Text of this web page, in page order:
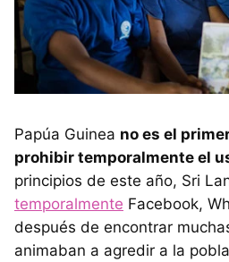
Papúa Guinea no es el
prohibir temporalmente el
principios de este año, Sri
temporalmente Facebook,
después de encontrar
animaban a agredir a la